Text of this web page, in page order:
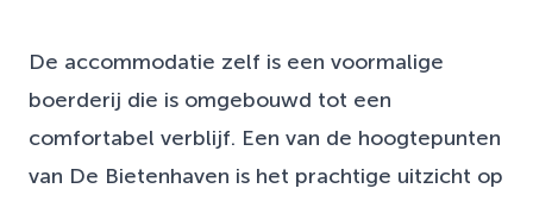
De accommodatie zelf is een voormalige
boerderij die is omgebouwd tot een
comfortabel verblijf. Een van de hoogtepunten
van De Bietenhaven is het prachtige uitzicht op